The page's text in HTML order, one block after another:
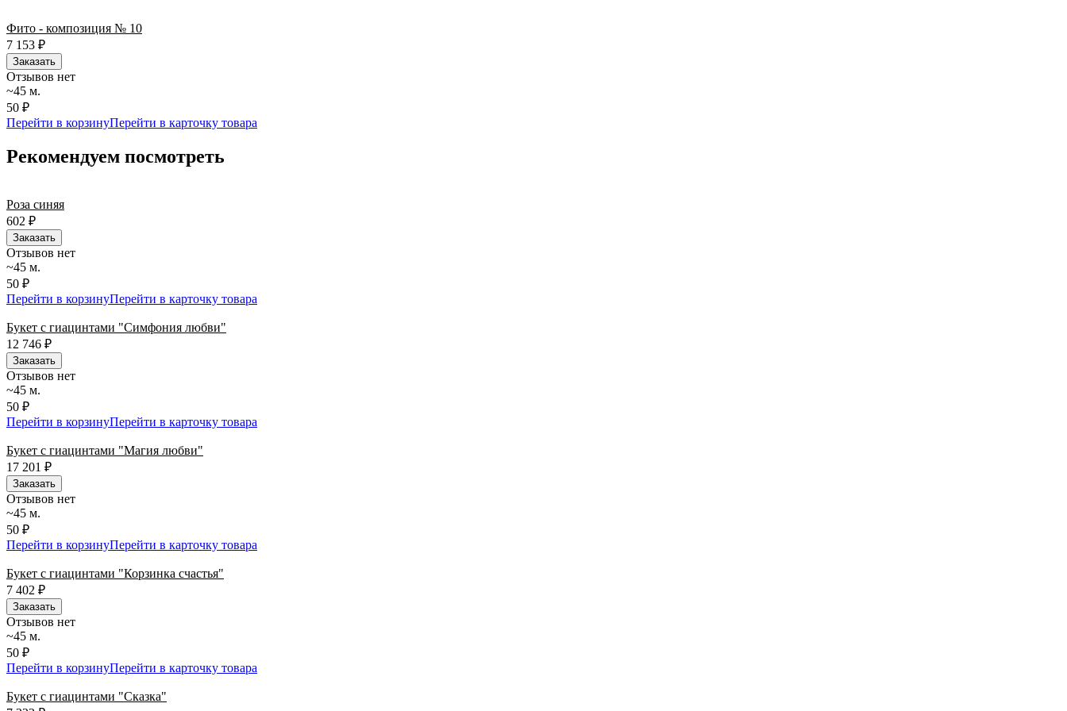
Фито - композиция № 10
7 153 ₽
Заказать
Отзывов нет
~45 м.
50 ₽
Перейти в корзинуПерейти в карточку товара
Рекомендуем посмотреть
Роза синяя
602 ₽
Заказать
Отзывов нет
~45 м.
50 ₽
Перейти в корзинуПерейти в карточку товара
Букет с гиацинтами "Симфония любви"
12 746 ₽
Заказать
Отзывов нет
~45 м.
50 ₽
Перейти в корзинуПерейти в карточку товара
Букет с гиацинтами "Магия любви"
17 201
₽
Заказать
Отзывов нет
~45 м.
50 ₽
Перейти в корзинуПерейти в карточку товара
Букет с гиацинтами "Корзинка счастья"
7 402 ₽
Заказать
Отзывов нет
~45 м.
50 ₽
Перейти в корзинуПерейти в карточку товара
Букет с гиацинтами "Сказка"